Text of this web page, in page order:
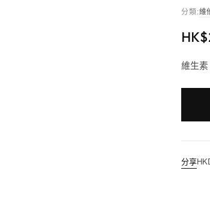
分類:維
HK$
維生素
分享